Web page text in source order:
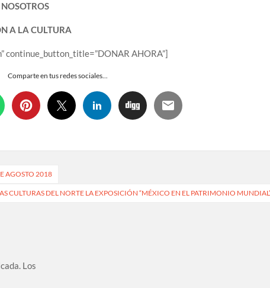
A LA CULTURA
continue_button_title=”DONAR AHORA”]
Comparte en tus redes sociales...
AGOSTO 2018
CULTURAS DEL NORTE LA EXPOSICIÓN “MÉXICO EN EL PATRIMONIO
Los